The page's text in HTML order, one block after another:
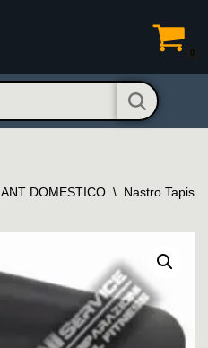
DOMESTICO \ Nastro Tapis